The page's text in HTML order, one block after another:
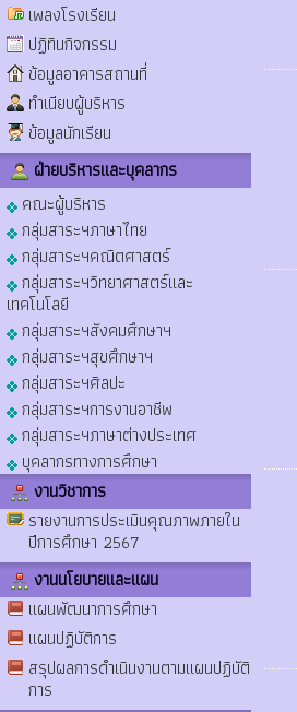
เพลงโรงเรียน
ปฏิทินกิจกรรม
ข้อมูลอาคารสถานที่
ทำเนียบผู้บริหาร
ข้อมูลนักเรียน
ฝ่ายบริหารและบุคลากร
คณะผู้บริหาร
กลุ่มสาระฯภาษาไทย
กลุ่มสาระฯคณิตศาสตร์
กลุ่มสาระฯวิทยาศาสตร์และ
เทคโนโลยี
กลุ่มสาระฯสังคมศึกษาฯ
กลุ่มสาระฯสุขศึกษาฯ
กลุ่มสาระฯศิลปะ
กลุ่มสาระฯการงานอาชีพ
กลุ่มสาระฯภาษาต่างประเทศ
บุคลากรทางการศึกษา
งานวิชาการ
รายงานการประเมินคุณภาพภายใน
ปีการศึกษา 2567
งานนโยบายและแผน
แผนพัฒนาการศึกษา
แผนปฏิบัติการ
สรุปผลการดำเนินงานตามแผนปฏิบัติ
การ